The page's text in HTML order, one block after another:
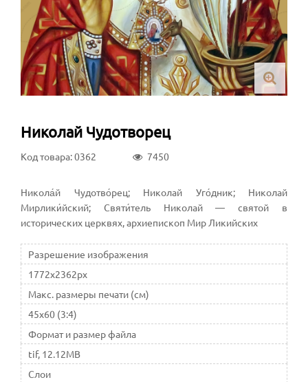
Николай Чудотворец
Код товара: 0362 7450
Никола́й Чудотво́рец; Николай Уго́дник; Николай
Мирлики́йский; Святи́тель Николай — святой в
исторических церквях, архиепископ Мир Ликийских
Разрешение изображения
1772x2362px
Макс. размеры печати (см)
45x60 (3:4)
Формат и размер файла
tif, 12.12MB
Слои